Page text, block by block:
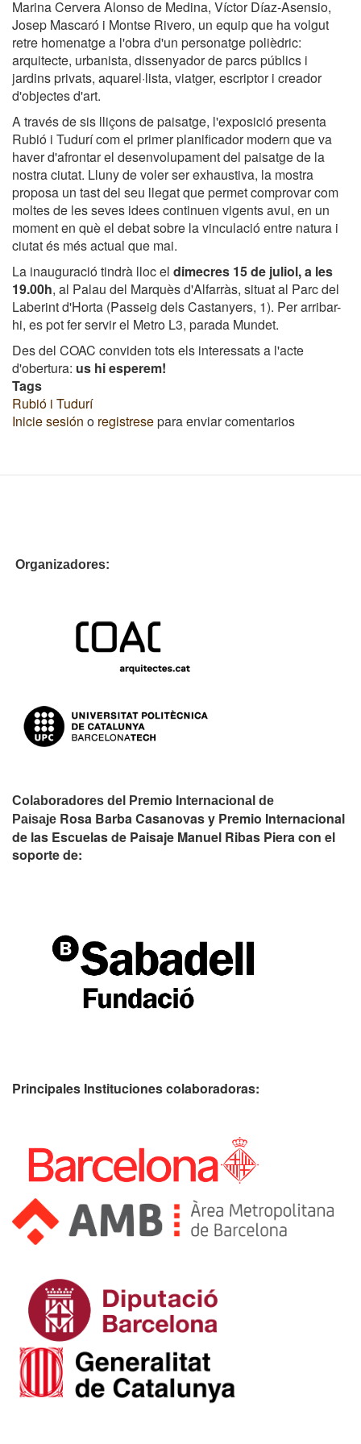
Marina Cervera Alonso de Medina, Víctor Díaz-Asensio,
Josep Mascaró i Montse Rivero, un equip que ha volgut
retre homenatge a l'obra d'un personatge polièdric:
arquitecte, urbanista, dissenyador de parcs públics i
jardins privats, aquarel·lista, viatger, escriptor i creador
d'objectes d'art.
A través de sis lliçons de paisatge, l'exposició presenta
Rubió i Tudurí com el primer planificador modern que va
haver d'afrontar el desenvolupament del paisatge de la
nostra ciutat. Lluny de voler ser exhaustiva, la mostra
proposa un tast del seu llegat que permet comprovar com
moltes de les seves idees continuen vigents avui, en un
moment en què el debat sobre la vinculació entre natura i
ciutat és més actual que mai.
La inauguració tindrà lloc el dimecres 15 de juliol, a les
19.00h, al Palau del Marquès d'Alfarràs, situat al Parc del
Laberint d'Horta (Passeig dels Castanyers, 1). Per arribar-
hi, es pot fer servir el Metro L3, parada Mundet.
Des del COAC conviden tots els interessats a l'acte
d'obertura: us hi esperem!
Tags
Rubió i Tudurí
Inicie sesión o registresepara enviar comentarios
Organizadores:
Colaboradores del Premio Internacional de
Paisaje Rosa Barba Casanovas y Premio Internacional
de las Escuelas de Paisaje Manuel Ribas Piera con el
soporte de:
Principales Instituciones colaboradoras: